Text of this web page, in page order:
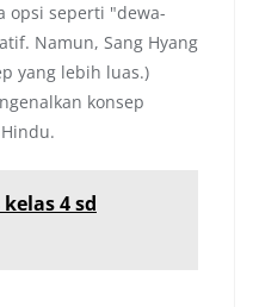
opsi seperti "dewa-
Namun, Sang Hyang
yang lebih luas.)
konsep
4 sd